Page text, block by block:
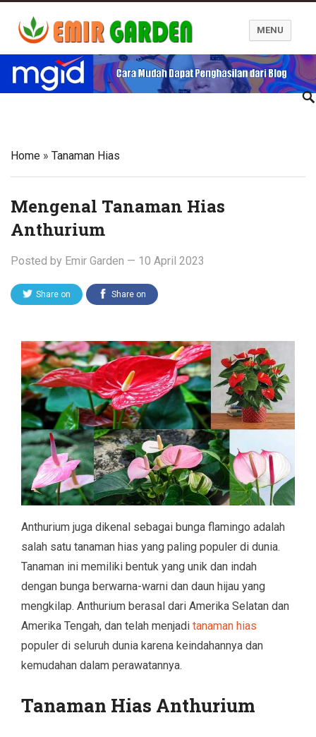
Blog Emir Garden
MENU
Home » Tanaman Hias
Mengenal Tanaman Hias
Anthurium
Posted by Emir Garden — 10 April 2023
Share on Share on
Anthurium juga dikenal sebagai bunga flamingo adalah
salah satu tanaman hias yang paling populer di dunia.
Tanaman ini memiliki bentuk yang unik dan indah
dengan bunga berwarna-warni dan daun hijau yang
mengkilap. Anthurium berasal dari Amerika Selatan dan
Amerika Tengah, dan telah menjadi tanaman hias
populer di seluruh dunia karena keindahannya dan
kemudahan dalam perawatannya.
Tanaman Hias Anthurium